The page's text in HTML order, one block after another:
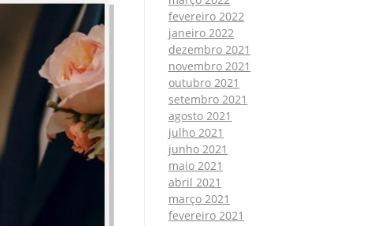
fevereiro 2022
janeiro 2022
dezembro 2021
novembro 2021
outubro 2021
setembro 2021
agosto 2021
julho 2021
junho 2021
maio 2021
abril 2021
março 2021
fevereiro 2021